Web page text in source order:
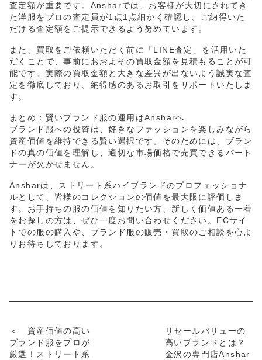
査定額が重要です。Ansharでは、お客様が大切にされてき
た洋服をプロの査定員が1点1点細かく確認し、ご納得いた
だける査定額をご提示できるよう努めています。
また、買取をご依頼いただく前に「LINE査定」を活用いた
だくことで、事前におおよその買取金額を見積もることが可
能です。実際の買取金額と大きな差異が出ないよう誠実な査
定を徹底しており、納得感のあるお取引をサポートいたしま
す。
まとめ：賢いブランド服の運用はAnsharへ
ブランド服への投資は、好きなファッションを楽しみながら
資産価値を維持できる賢い選択です。そのためには、ブラン
ドの真の価値を理解し、適切な市場価格で売買できるパート
ナーが欠かせません。
Ansharは、ストリート系ハイブランドのプロフェッショナ
ルとして、皆様のコレクションの価値を最大限に評価しま
す。お手持ちの服の価値を知りたい方、新しく価値ある一着
をお探しの方は、ぜひ一度お問い合わせください。ECサイ
トでの服の購入や、ブランド服の販売・買取のご相談を心よ
りお待ちしております。
＜ 資産価値の高い
ブランド服をプロが
厳選！ストリート系
リセールバリューの
高いブランドとは？
金沢の専門店Anshar